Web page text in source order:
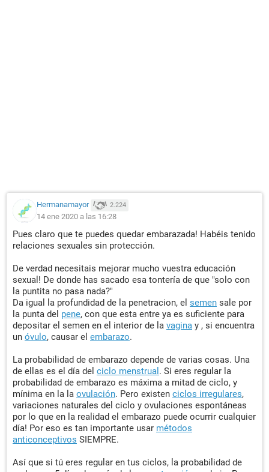
Hermanamayor 2.224
14 ene 2020 a las 16:28
Pues claro que te puedes quedar embarazada! Habéis tenido
relaciones sexuales sin protección.
De verdad necesitais mejorar mucho vuestra educación
sexual! De donde has sacado esa tontería de que "solo con
la puntita no pasa nada?"
Da igual la profundidad de la penetracion, el semen sale por
la punta del pene, con que esta entre ya es suficiente para
depositar el semen en el interior de la vagina y , si encuentra
un óvulo, causar el embarazo.
La probabilidad de embarazo depende de varias cosas. Una
de ellas es el día del ciclo menstrual . Si eres regular la
probabilidad de embarazo es máxima a mitad de ciclo, y
mínima en la la ovulación. Pero existen ciclos irregulares,
variaciones naturales del ciclo y ovulaciones espontáneas
por lo que en la realidad el embarazo puede ocurrir cualquier
día! Por eso es tan importante usar métodos
anticonceptivos SIEMPRE.
Así que si tú eres regular en tus ciclos, la probabilidad de